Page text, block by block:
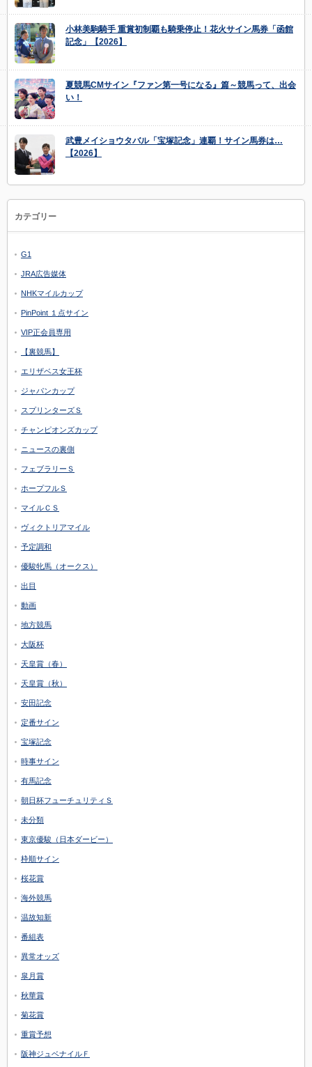
小林美駒騎手 重賞初制覇も騎乗停止！花火サイン馬券「函館
記念」【2026】
夏競馬CMサイン『ファン第一号になる』篇～競馬って、出会
い！
武豊メイショウタバル「宝塚記念」連覇！サイン馬券は…
【2026】
カテゴリー
G1
JRA広告媒体
NHKマイルカップ
PinPoint １点サイン
VIP正会員専用
【裏競馬】
エリザベス女王杯
ジャパンカップ
スプリンターズＳ
チャンピオンズカップ
ニュースの裏側
フェブラリーＳ
ホープフルＳ
マイルＣＳ
ヴィクトリアマイル
予定調和
優駿牝馬（オークス）
出目
動画
地方競馬
大阪杯
天皇賞（春）
天皇賞（秋）
安田記念
定番サイン
宝塚記念
時事サイン
有馬記念
朝日杯フューチュリティＳ
未分類
東京優駿（日本ダービー）
枠順サイン
桜花賞
海外競馬
温故知新
番組表
異常オッズ
皐月賞
秋華賞
菊花賞
重賞予想
阪神ジュベナイルＦ